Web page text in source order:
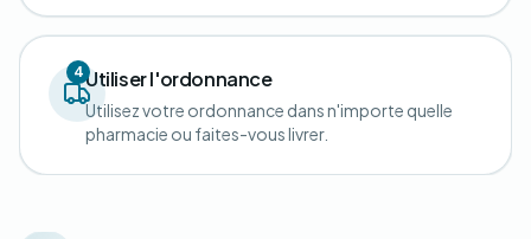
4Utiliser l'ordonnance
Utilisez votre ordonnance dans n'importe quelle
pharmacie ou faites-vous livrer.